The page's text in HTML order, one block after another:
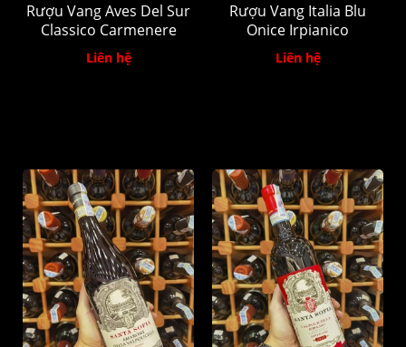
Rượu Vang Aves Del Sur
Classico Carmenere
Liên hệ
Rượu Vang Italia Blu
Onice Irpianico
Liên hệ